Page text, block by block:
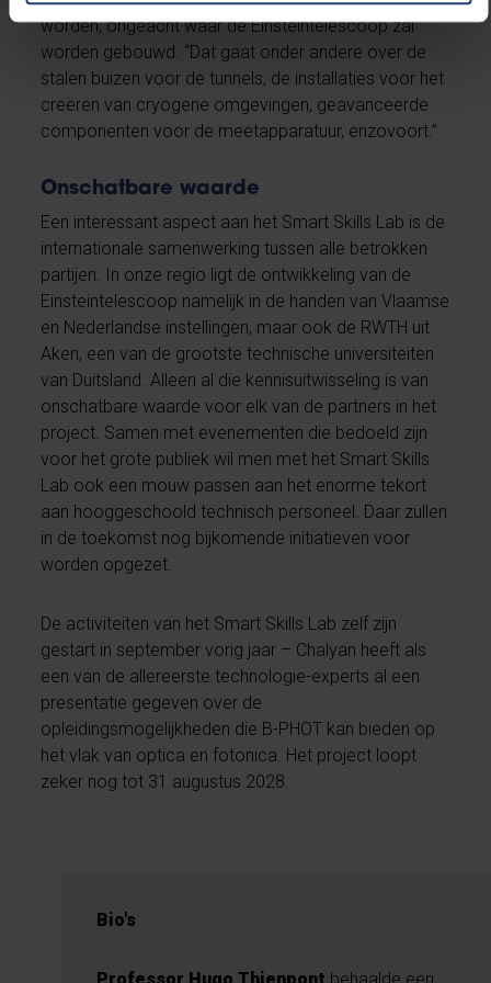
worden, ongeacht waar de Einsteintelescoop zal
worden gebouwd. “Dat gaat onder andere over de
stalen buizen voor de tunnels, de installaties voor het
creëren van cryogene omgevingen, geavanceerde
componenten voor de meetapparatuur, enzovoort.”
Onschatbare waarde
Een interessant aspect aan het Smart Skills Lab is de
internationale samenwerking tussen alle betrokken
partijen. In onze regio ligt de ontwikkeling van de
Einsteintelescoop namelijk in de handen van Vlaamse
en Nederlandse instellingen, maar ook de RWTH uit
Aken, een van de grootste technische universiteiten
van Duitsland. Alleen al die kennisuitwisseling is van
onschatbare waarde voor elk van de partners in het
project. Samen met evenementen die bedoeld zijn
voor het grote publiek wil men met het Smart Skills
Lab ook een mouw passen aan het enorme tekort
aan hooggeschoold technisch personeel. Daar zullen
in de toekomst nog bijkomende initiatieven voor
worden opgezet.
De activiteiten van het Smart Skills Lab zelf zijn
gestart in september vorig jaar – Chalyan heeft als
een van de allereerste technologie-experts al een
presentatie gegeven over de
opleidingsmogelijkheden die B-PHOT kan bieden op
het vlak van optica en fotonica. Het project loopt
zeker nog tot 31 augustus 2028.
Bio's